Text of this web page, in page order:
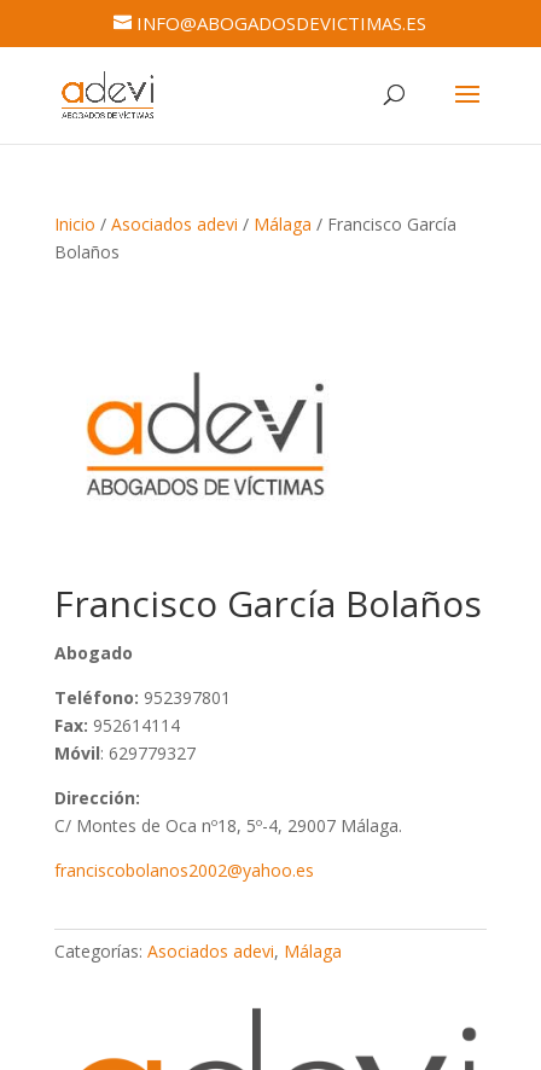
INFO@ABOGADOSDEVICTIMAS.ES
Inicio / Asociados adevi / Málaga / Francisco García
Bolaños
Francisco García Bolaños
Abogado
Teléfono: 952397801
Fax: 952614114
Móvil: 629779327
Dirección:
C/ Montes de Oca nº18, 5º-4, 29007 Málaga.
franciscobolanos2002@yahoo.es
Categorías: Asociados adevi, Málaga